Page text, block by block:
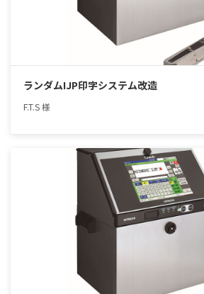
ランダムIJP印字システム改造
F.T.S 様